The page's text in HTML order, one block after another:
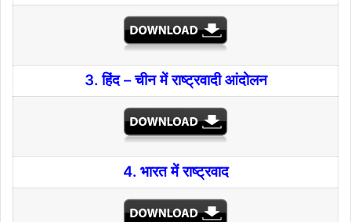
3. हिंद – चीन में राष्ट्रवादी आंदोलन
4. भारत में राष्ट्रवाद